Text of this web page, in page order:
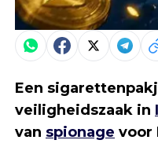
Een
veiligheidszaak in
van spionage voor